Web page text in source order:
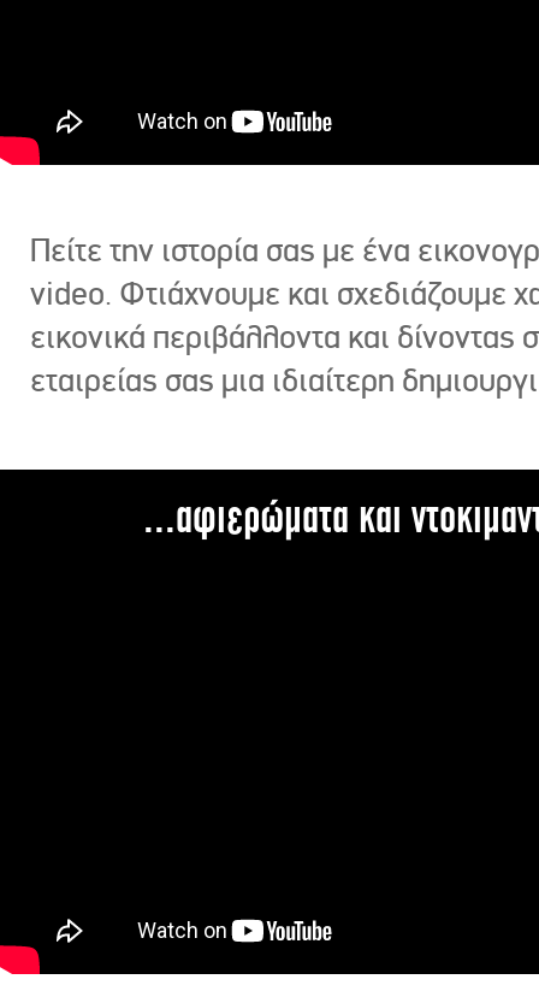
Πείτε την ιστορία σας με ένα
video. Φτιάχνουμε και σχεδιάζουμε
εικονικά περιβάλλοντα και δίνοντας
εταιρείας σας μια ιδιαίτερη
...αφιερώματα και